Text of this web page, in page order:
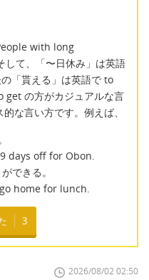
with long
て、「〜日休み」は英語
「貰える」は英語で to
get の方がカジュアルな言
な言い方です。例えば、
days off for Obon.
できる。
home for lunch.
3
2026/08/02 02:50